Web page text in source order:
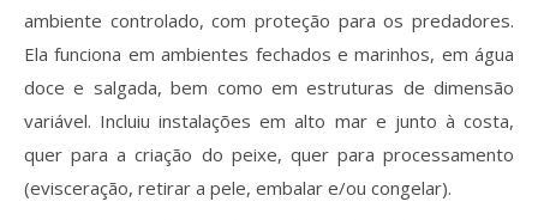
ambiente controlado, com proteção para os predadores.
Ela funciona em ambientes fechados e marinhos, em água
doce e salgada, bem como em estruturas de dimensão
variável. Incluiu instalações em alto mar e junto à costa,
quer para a criação do peixe, quer para processamento
(evisceração, retirar a pele, embalar e/ou congelar).